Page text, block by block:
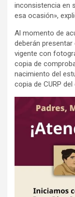
inconsistencia en
esa ocasión»,
Al momento de
deberán
vigente con
copia de
nacimiento del
copia de CURP